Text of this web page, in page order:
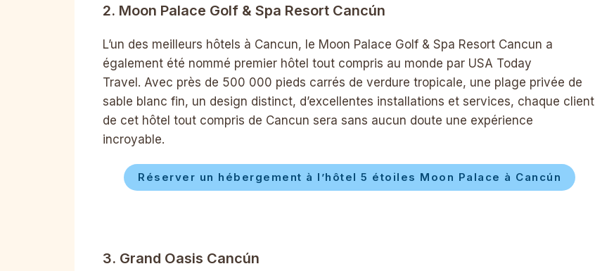
2. Moon Palace Golf & Spa Resort Cancún
L’un des meilleurs hôtels à Cancun, le Moon Palace Golf & Spa Resort Cancun a
également été nommé premier hôtel tout compris au monde par USA Today
Travel. Avec près de 500 000 pieds carrés de verdure tropicale, une plage privée de
sable blanc fin, un design distinct, d’excellentes installations et services, chaque client
de cet hôtel tout compris de Cancun sera sans aucun doute une expérience
incroyable.
Réserver un hébergement à l’hôtel 5 étoiles Moon Palace à Cancún
3. Grand Oasis Cancún